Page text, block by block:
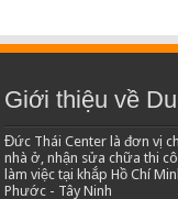
Giới thiệu về
Đức Thái Center là đơn vị
nhà ở, nhận sửa chữa thi
làm việc tại khắp Hồ Chí
Phước - Tây Ninh